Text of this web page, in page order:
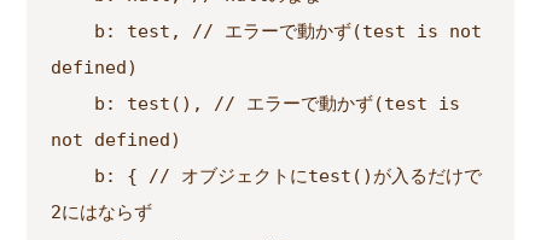
defined)
not defined)
2にはならず